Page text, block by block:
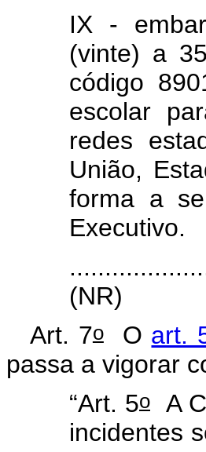
IX -
(vinte) a
código
escolar
redes
União,
forma a
Executivo.
(NR)
Art. 7oO art.
passa a vigorar
“Art. 5o A
incidentes